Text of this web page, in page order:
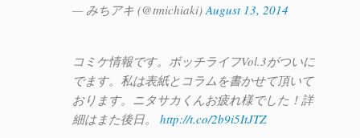
— みちアキ (@tmichiaki) August 13, 2014
コミケ情報です。ボッチライフVol.3がついに
でます。私は表紙とコラムを書かせて頂いて
おります。ニタサカくんお疲れ様でした！詳
細はまた後日。 http://t.co/2b9i5ItJTZ